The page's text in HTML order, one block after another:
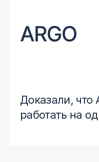
Доказали, что
работать на